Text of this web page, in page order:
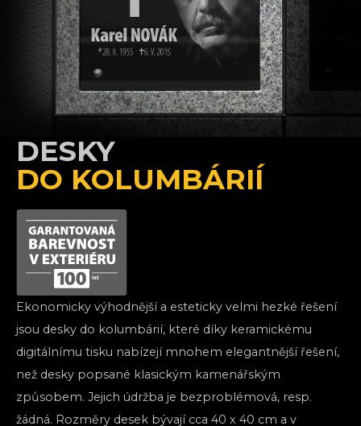
DESKY
DO KOLUMBÁRIÍ
Ekonomicky výhodnější a esteticky velmi hezké řešení
jsou desky do kolumbárií, které díky keramickému
digitálnímu tisku nabízejí mnohem elegantnější řešení,
než desky popsané klasickým kamenářským
způsobem. Jejich údržba je bezproblémová, resp.
žádná. Rozměry desek bývají cca 40 x 40 cm a v